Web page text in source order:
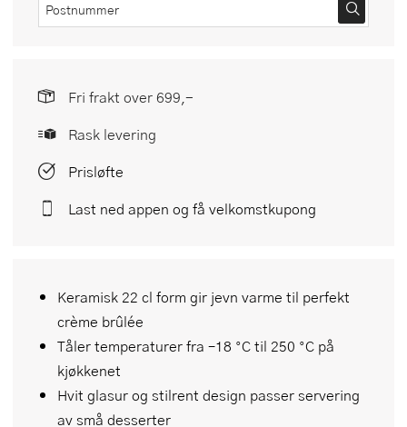
Keramisk 22 cl form gir jevn varme til perfekt
crème brûlée
Tåler temperaturer fra –18 °C til 250 °C på
kjøkkenet
Hvit glasur og stilrent design passer servering
av små desserter
Fri frakt over 699,-
Rask levering
Prisløfte
Last ned appen og få velkomstkupong